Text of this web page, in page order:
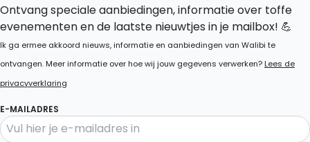
Ontvang speciale aanbiedingen, informatie over toffe
evenementen en de laatste nieuwtjes in je mailbox! 💪
Ik ga ermee akkoord nieuws, informatie en aanbiedingen van Walibi te
ontvangen. Meer informatie over hoe wij jouw gegevens verwerken?Lees de
privacyverklaring
E-MAILADRES